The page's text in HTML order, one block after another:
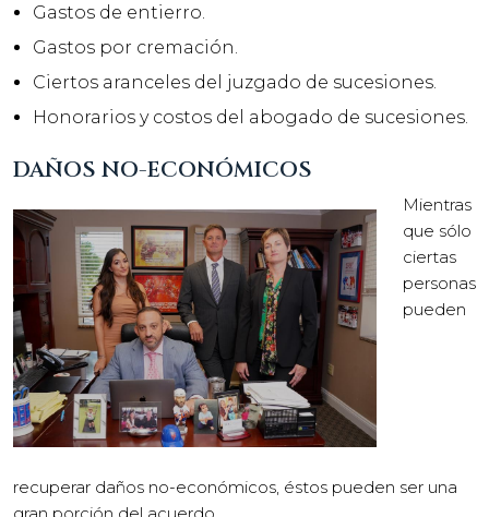
Gastos de entierro.
Gastos por cremación.
Ciertos aranceles del juzgado de sucesiones.
Honorarios y costos del abogado de sucesiones.
DAÑOS NO-ECONÓMICOS
Mientras
que sólo
ciertas
personas
pueden
recuperar daños no-económicos, éstos pueden ser una
gran porción del acuerdo.